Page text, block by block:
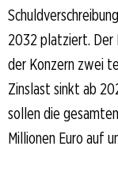
2032 platziert. Der
der Konzern zwei
Zinslast sinkt ab
sollen die
Millionen Euro auf